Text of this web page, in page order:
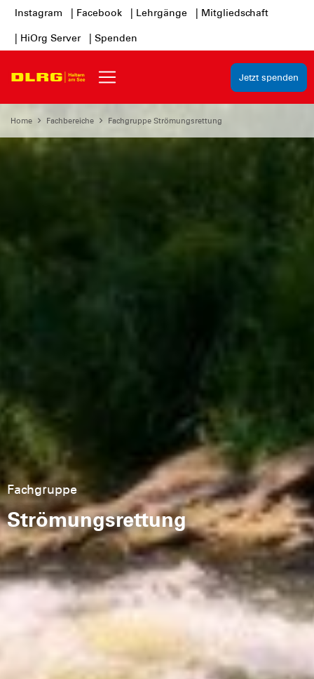
Instagram | Facebook | Lehrgänge | Mitgliedschaft
| HiOrg Server | Spenden
Jetzt spenden
Home Fachbereiche Fachgruppe Strömungsrettung
Fachgruppe
Strömungsrettung